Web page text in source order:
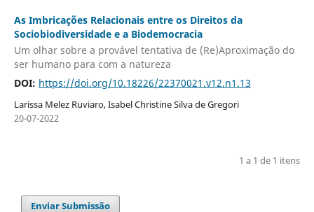
As Imbricações Relacionais entre os Direitos da
Sociobiodiversidade e a Biodemocracia
Um olhar sobre a provável tentativa de (Re)Aproximação do
ser humano para com a natureza
DOI: https://doi.org/10.18226/22370021.v12.n1.13
Larissa Melez Ruviaro, Isabel Christine Silva de Gregori
20-07-2022
1 a 1 de 1 itens
Enviar Submissão